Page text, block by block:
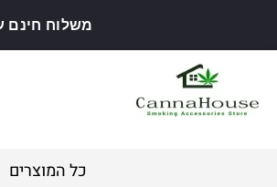
משלוח חינם
כל המוצרים